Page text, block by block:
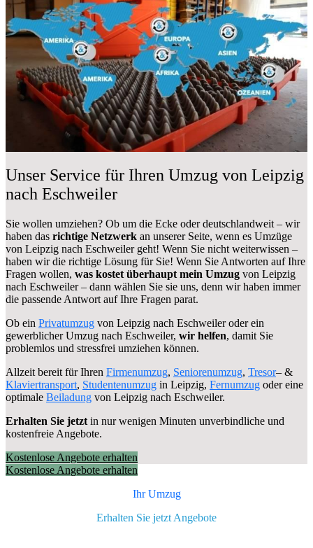
Unser Service für Ihren Umzug von Leipzig
nach Eschweiler
Sie wollen umziehen? Ob um die Ecke oder deutschlandweit – wir
haben das richtige Netzwerk an unserer Seite, wenn es Umzüge
von Leipzig nach Eschweiler geht! Wenn Sie nicht weiterwissen –
haben wir die richtige Lösung für Sie! Wenn Sie Antworten auf Ihre
Fragen wollen, was kostet überhaupt mein Umzug von Leipzig
nach Eschweiler – dann wählen Sie sie uns, denn wir haben immer
die passende Antwort auf Ihre Fragen parat.
Ob ein Privatumzug von Leipzig nach Eschweiler oder ein
gewerblicher Umzug nach Eschweiler, wir helfen, damit Sie
problemlos und stressfrei umziehen können.
Allzeit bereit für Ihren Firmenumzug, Seniorenumzug, Tresor– &
Klaviertransport, Studentenumzug in Leipzig, Fernumzug oder eine
optimale Beiladung von Leipzig nach Eschweiler.
Erhalten Sie jetzt in nur wenigen Minuten unverbindliche und
kostenfreie Angebote.
Kostenlose Angebote erhalten
Kostenlose Angebote erhalten
Ihr Umzug
Erhalten Sie jetzt Angebote